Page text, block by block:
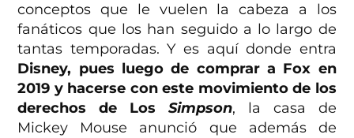
conceptos que le vuelen la cabeza a los
fanáticos que los han seguido a lo largo de
tantas temporadas. Y es aquí donde entra
Disney, pues luego de comprar a Fox en
2019 y hacerse con este movimiento de los
derechos de Los Simpson, la casa de
Mickey Mouse anunció que además de